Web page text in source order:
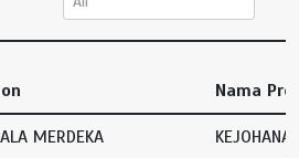
Nama
MERDEKA